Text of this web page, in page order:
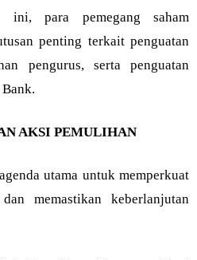
ini, para pemegang saham
penting terkait penguatan
pengurus, serta penguatan
AKSI PEMULIHAN
utama untuk memperkuat
memastikan keberlanjutan